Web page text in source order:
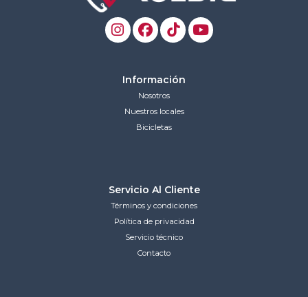
Información
Nosotros
Nuestros locales
Bicicletas
Servicio Al Cliente
Términos y condiciones
Política de privacidad
Servicio técnico
Contacto